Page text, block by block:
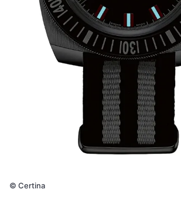
© Certina